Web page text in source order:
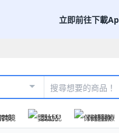
立即前往下載
跨境 嬰幼兒 保健醫療